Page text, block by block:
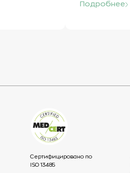
Подробнее
Сертифицировано по
ISO 13485